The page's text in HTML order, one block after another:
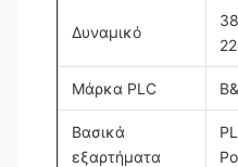
Δυναμικό
Μάρκα PLC
Βασικά
εξαρτήματα